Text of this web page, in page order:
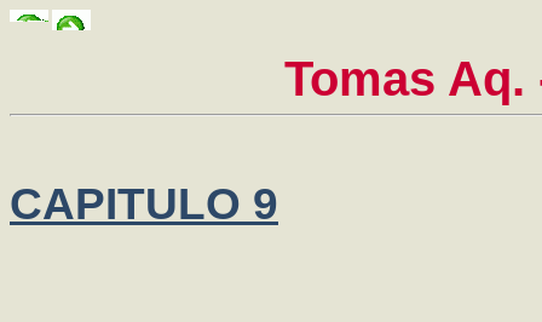
Tomas Aq.
CAPITULO 9